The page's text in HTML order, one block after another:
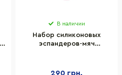
В наличии
Набор силиконовых
эспандеров-мяч
PowerPlay PP_4339 набор
290 грн.